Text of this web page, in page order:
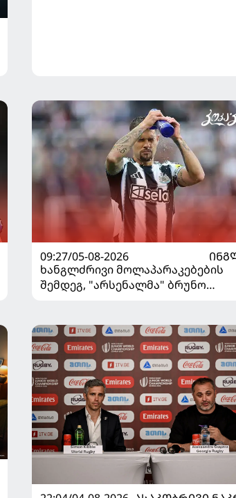
09:27/05-08-2026
ხანგლძრივი მოლაპარაკებების
შემდეგ, "არსენალმა" ბრუნო